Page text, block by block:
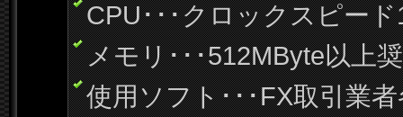
CPU･･･クロックスピー
メモリ･･･512MByte以上
使用ソフト･･･FX取引業